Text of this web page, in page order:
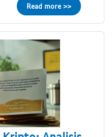
Read more >>